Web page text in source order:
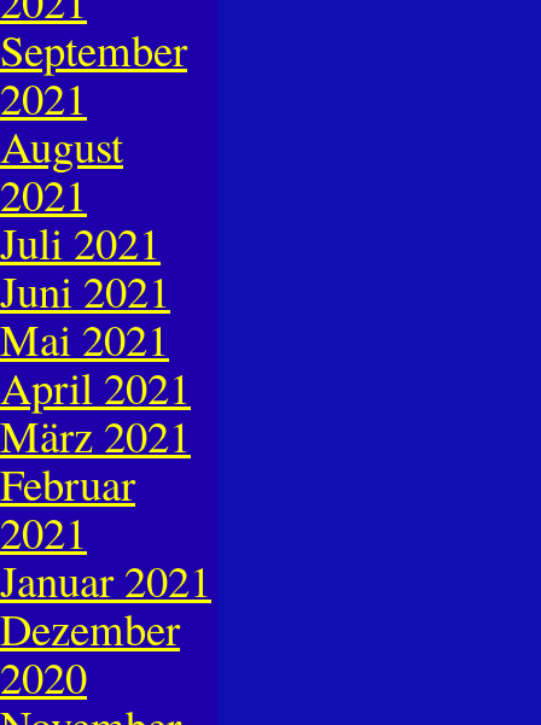
September
2021
August
2021
Juli 2021
Juni 2021
Mai 2021
April 2021
März 2021
Februar
2021
Januar 2021
Dezember
2020